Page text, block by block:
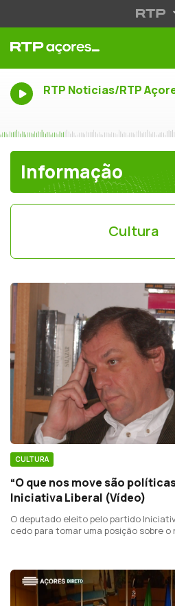
RTP Noticias/RTP
Informação
Cultura
CULTURA
“O que nos move são
Iniciativa Liberal (Vídeo)
O deputado eleito pelo partido
cedo para tomar uma posição sobre